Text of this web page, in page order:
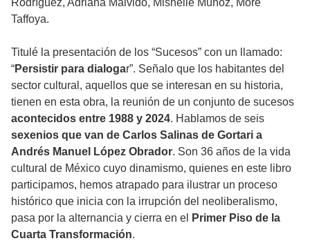
Rodríguez, Adriana Malvido, Mishelle Muñoz, More
Taffoya.
Titulé la presentación de los “Sucesos” con un llamado:
“Persistir para dialogar”. Señalo que los habitantes del
sector cultural, aquellos que se interesan en su historia,
tienen en esta obra, la reunión de un conjunto de sucesos
acontecidos entre 1988 y 2024. Hablamos de seis
sexenios que van de Carlos Salinas de Gortari a
Andrés Manuel López Obrador. Son 36 años de la vida
cultural de México cuyo dinamismo, quienes en este libro
participamos, hemos atrapado para ilustrar un proceso
histórico que inicia con la irrupción del neoliberalismo,
pasa por la alternancia y cierra en el
Primer Piso de la
Cuarta Transformación.